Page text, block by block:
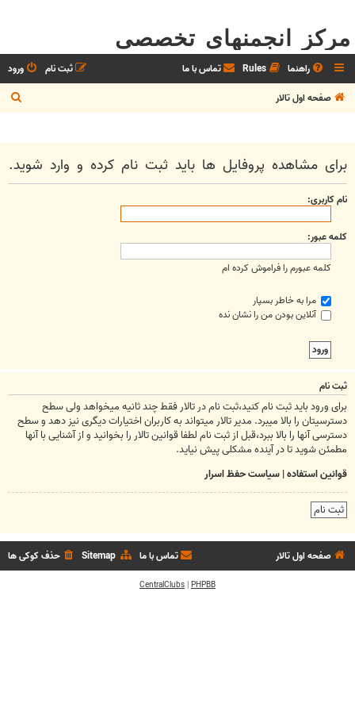
مرکز انجمنهای تخصصی
راهنما Rules تماس با ما ورود
ثبت نام
صفحه اول تالار
س
و
برای مشاهده پروفایل ها باید ثبت نام کرده و وارد شوید.
نام کاربری:
کلمه عبور:
کلمه عبورم را فراموش کرده ام
مرا به خاطر بسپار
آنلاین بودن من را نشان نده
ثبت نام
برای ورود باید ثبت نام کنید،ثبت نام در تالار فقط چند ثانیه میخواهد ولی سطح
دسترسیتان را بالا میبرد. مدیر تالار میتواند به کاربران اختیارات دیگری نیز دهد و سطح
دسترسی آنها را بالا ببرد،قبل از ثبت نام لطفا قوانین تالار را بخوانید و از آشنایی با آنها
مطمئن شوید تا در آینده مشکلی پیش نیاید.
قوانین استفاده|سیاست حفظ اسرار
ثبت نام
صفحه اول تالار حذف کوکی ها Sitemap تماس با ما
PHPBB
|
CentralClubs